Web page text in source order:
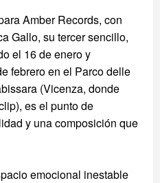
Amber Records, con
Gallo, su tercer sencillo,
el 16 de enero y
febrero en el Parco delle
(Vicenza, donde
es el punto de
y una composición que
emocional inestable